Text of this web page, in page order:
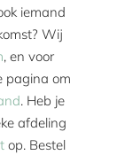
iemand
Wij
, en voor
pagina om
. Heb je
afdeling
op. Bestel